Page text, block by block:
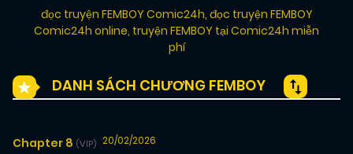
đọc truyện FEMBOY Comic24h, đọc truyện FEMBOY
Comic24h online, truyện FEMBOY tại Comic24h miễn
phí
DANH SÁCH CHƯƠNG FEMBOY
Chapter 8 (VIP) 20/02/2026